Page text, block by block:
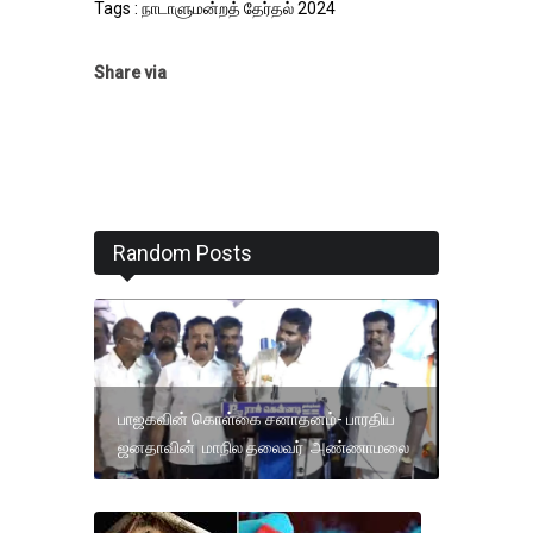
Tags : நாடாளுமன்றத் தேர்தல் 2024
Share via
Random Posts
பாஜகவின் கொள்கை சனாதனம்- பாரதிய
ஜனதாவின் மாநில தலைவர் அண்ணாமலை